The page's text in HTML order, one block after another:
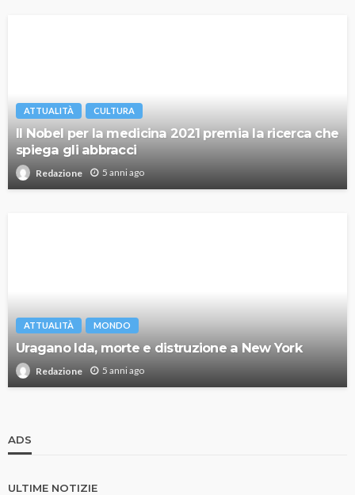
ATTUALITÀ CULTURA
Il Nobel per la medicina 2021 premia la ricerca che
spiega gli abbracci
Redazione 5 anni ago
ATTUALITÀ MONDO
Uragano Ida, morte e distruzione a New York
Redazione 5 anni ago
ADS
ULTIME NOTIZIE